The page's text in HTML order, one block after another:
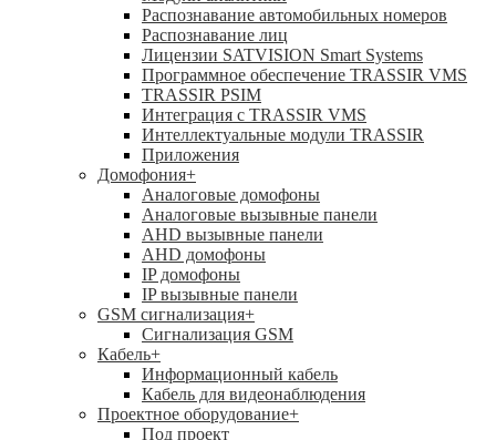
Распознавание автомобильных номеров
Распознавание лиц
Лицензии SATVISION Smart Systems
Программное обеспечение TRASSIR VMS
TRASSIR PSIM
Интеграция с TRASSIR VMS
Интеллектуальные модули TRASSIR
Приложения
Домофония+
Аналоговые домофоны
Аналоговые вызывные панели
AHD вызывные панели
AHD домофоны
IP домофоны
IP вызывные панели
GSM сигнализация+
Cигнализация GSM
Кабель+
Информационный кабель
Кабель для видеонаблюдения
Проектное оборудование+
Под проект